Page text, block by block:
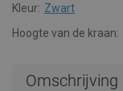
Kleur: Zwart
Hoogte van de kraan:
Omschrijving